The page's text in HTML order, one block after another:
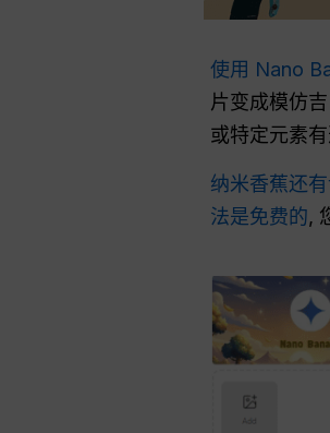
使用 Nano
片变成模仿
或特定元素
纳米香蕉还
法是免费的,